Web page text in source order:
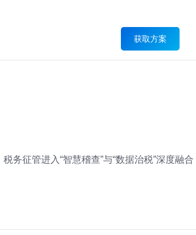
获取方案
务征管进入“智慧稽查”与“数据治税”深度融合